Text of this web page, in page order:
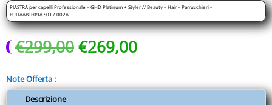
Beauty
-
Hair
-
-
EUITAABTE09A.S017.002A
PIASTRA per capelli Professionale – GHD Platinum + Styler // Beauty – Hair – Parrucchieri –
EUITAABTE09A.S017.002A
€299,00Il
prezzo
era:
€269,00Il
è:
Note Offerta :
Descrizione